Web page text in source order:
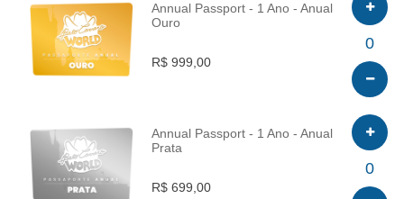
INFO
Annual Passport - 1 Ano - Anual
Ouro
R$ 999,00
0
INFO
Annual Passport - 1 Ano - Anual
Prata
R$ 699,00
0